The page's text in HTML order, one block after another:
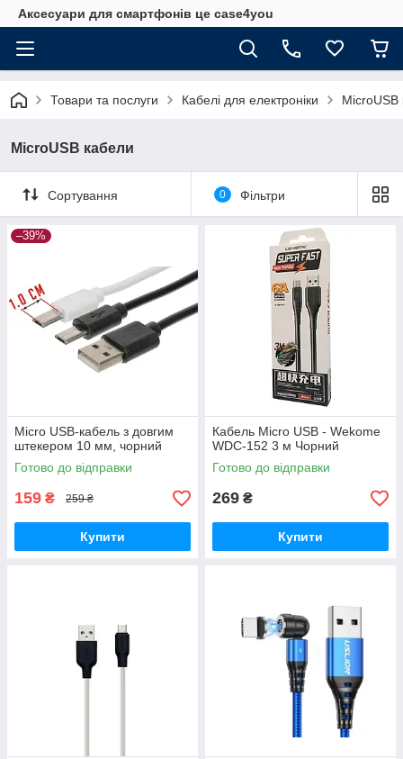
Аксесуари для смартфонів це case4you
Товари та послуги Кабелі для електроніки MicroUSB
MicroUSB кабели
Сортування 0 Фільтри
–39%
Micro USB-кабель з довгим
штекером 10 мм, чорний
Готово до відправки
159 ₴ 259 ₴
Купити
Кабель Micro USB - Wekome
WDC-152 3 м Чорний
Готово до відправки
269 ₴
Купити